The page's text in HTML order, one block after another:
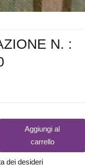
N. :
Aggiungi al
carrello
dei desideri